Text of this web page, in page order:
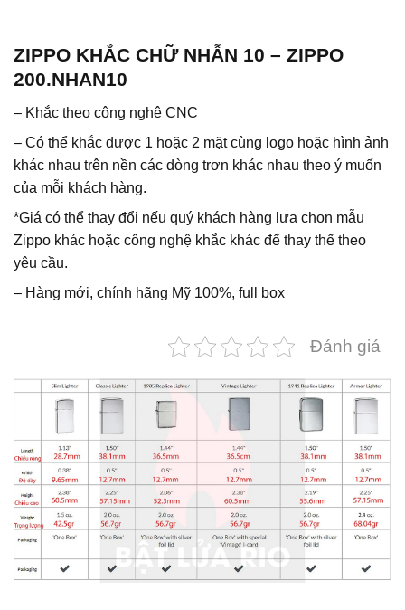
ZIPPO KHẮC CHỮ NHẪN 10 – ZIPPO
200.NHAN10
– Khắc theo công nghệ CNC
– Có thể khắc được 1 hoặc 2 mặt cùng logo hoặc hình ảnh
khác nhau trên nền các dòng trơn khác nhau theo ý muốn
của mỗi khách hàng.
*Giá có thể thay đổi nếu quý khách hàng lựa chọn mẫu
Zippo khác hoặc công nghệ khắc khác để thay thế theo
yêu cầu.
– Hàng mới, chính hãng Mỹ 100%, full box
Đánh giá